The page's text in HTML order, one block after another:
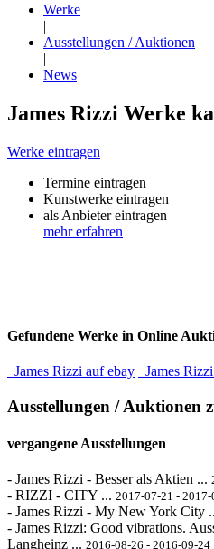
Werke
|
Ausstellungen / Auktionen
|
News
James Rizzi Werke
Werke eintragen
Termine eintragen
Kunstwerke eintragen
als Anbieter eintragen
mehr erfahren
Gefundene Werke in Online
James Rizzi auf ebay James
Ausstellungen / Auktionen
vergangene Ausstellungen
- James Rizzi - Besser als Aktien ...
- RIZZI - CITY ... 2017-07-21 - 2017-
- James Rizzi - My New York City
- James Rizzi: Good vibrations.
Langheinz ... 2016-08-26 - 2016-09-24